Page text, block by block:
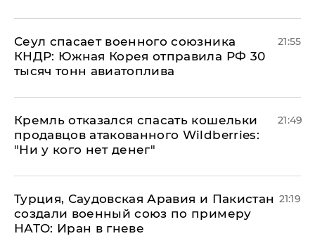
​Сеул спасает военного союзника
КНДР: Южная Корея отправила РФ 30
тысяч тонн авиатоплива
21:55
Кремль отказался спасать кошельки
продавцов атакованного Wildberries:
"Ни у кого нет денег"
21:49
Турция, Саудовская Аравия и Пакистан
создали военный союз по примеру
НАТО: Иран в гневе
21:19